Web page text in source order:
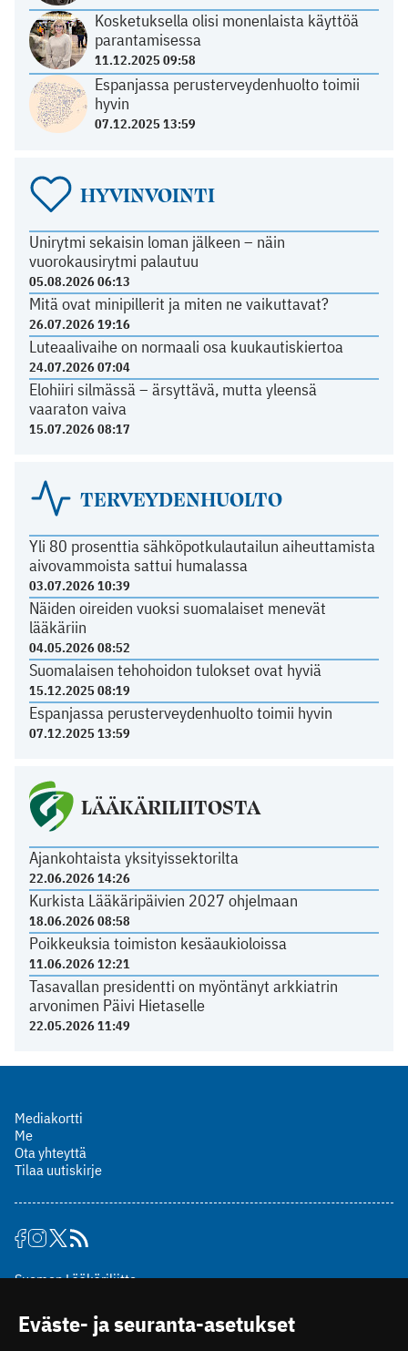
Kosketuksella olisi monenlaista käyttöä
parantamisessa
11.12.2025 09:58
Espanjassa perusterveydenhuolto toimii
hyvin
07.12.2025 13:59
HYVINVOINTI
Unirytmi sekaisin loman jälkeen – näin
vuorokausirytmi palautuu
05.08.2026 06:13
Mitä ovat minipillerit ja miten ne vaikuttavat?
26.07.2026 19:16
Luteaalivaihe on normaali osa kuukautiskiertoa
24.07.2026 07:04
Elohiiri silmässä – ärsyttävä, mutta yleensä
vaaraton vaiva
15.07.2026 08:17
TERVEYDENHUOLTO
Yli 80 prosenttia sähköpotkulautailun aiheuttamista
aivovammoista sattui humalassa
03.07.2026 10:39
Näiden oireiden vuoksi suomalaiset menevät
lääkäriin
04.05.2026 08:52
Suomalaisen tehohoidon tulokset ovat hyviä
15.12.2025 08:19
Espanjassa perusterveydenhuolto toimii hyvin
07.12.2025 13:59
LÄÄKÄRILIITOSTA
Ajankohtaista yksityissektorilta
22.06.2026 14:26
Kurkista Lääkäripäivien 2027 ohjelmaan
18.06.2026 08:58
Poikkeuksia toimiston kesäaukioloissa
11.06.2026 12:21
Tasavallan presidentti on myöntänyt arkkiatrin
arvonimen Päivi Hietaselle
22.05.2026 11:49
Mediakortti
Me
Ota yhteyttä
Tilaa uutiskirje
Suomen Lääkäriliitto
00510 Helsinki
puh. (09) 393 091
Eväste- ja seuranta-asetukset